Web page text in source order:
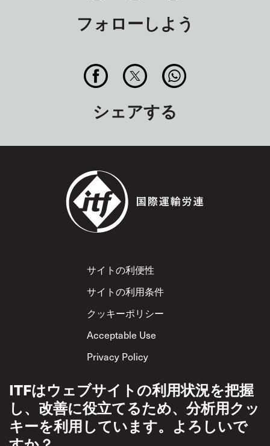
フォローしよう
シェアする
Footer
サイトの利便性
サイトの利用条件
クッキーポリシー
Acceptable Use
Privacy Policy
ITFはウェブサイトの利用状況を把握
し、改善に役立てるため、分析用クッ
キーを利用しています。よろしいで